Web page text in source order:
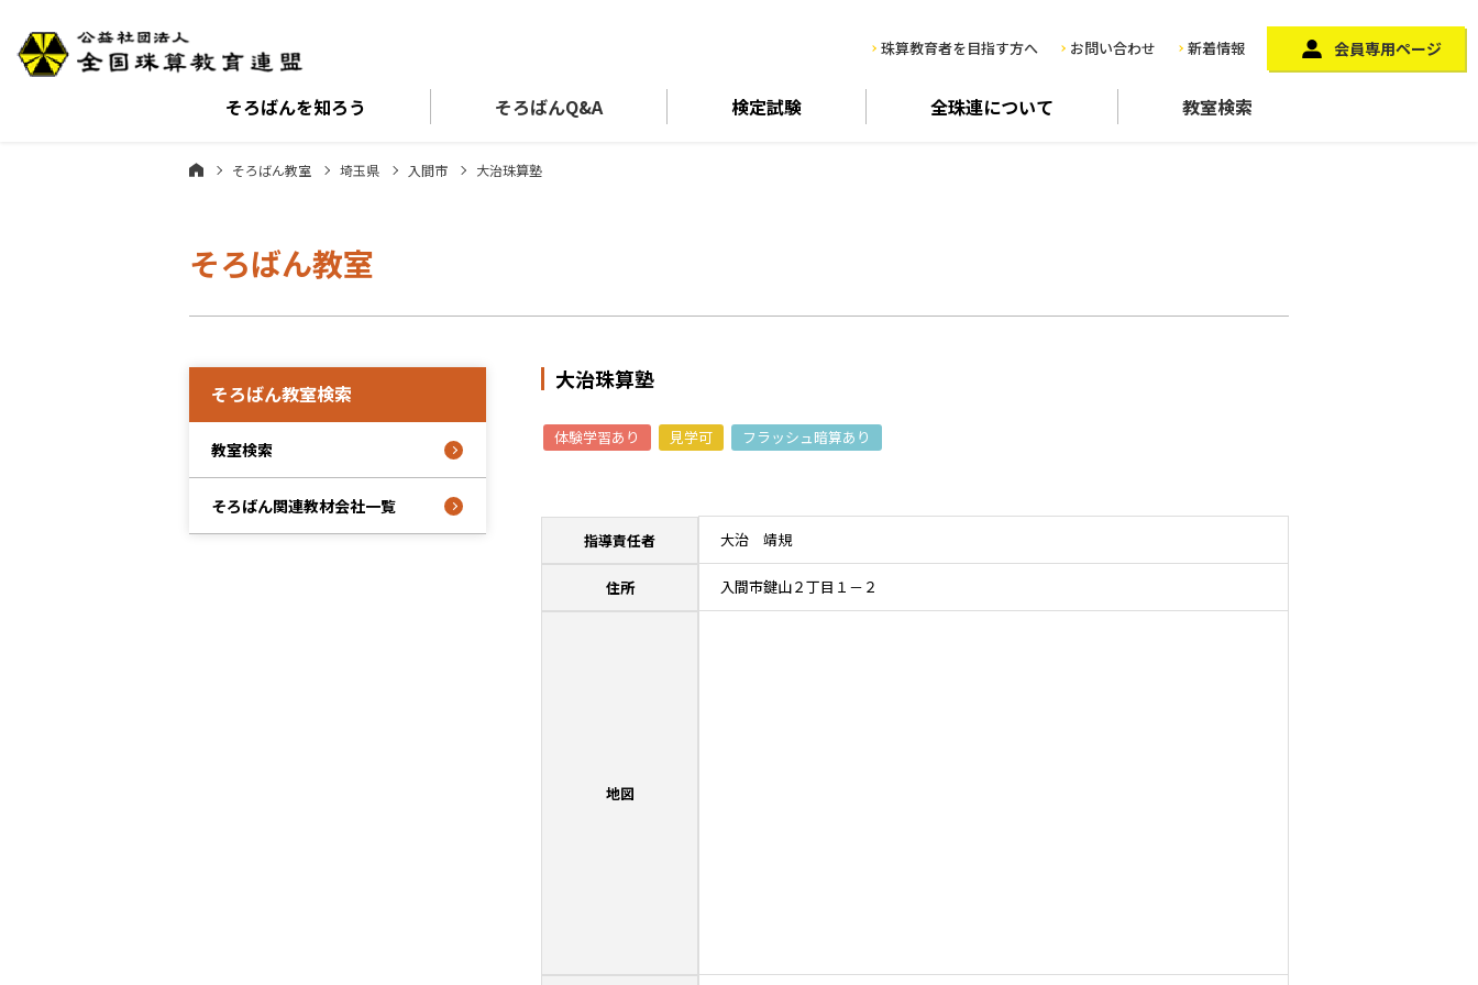
珠算教育者を目指す方へ お問い合わせ 新着情報 会員専用ページ
そろばんを知ろう そろばんQ&A 検定試験 全珠連について 教室検索
そろばん教室 埼玉県 入間市 大治珠算塾
そろばん教室
大治珠算塾
体験学習あり 見学可 フラッシュ暗算あり
指導責任者 大治 靖規
住所 入間市鍵山２丁目１－２
地図
そろばん教室検索
教室検索
そろばん関連教材会社一覧